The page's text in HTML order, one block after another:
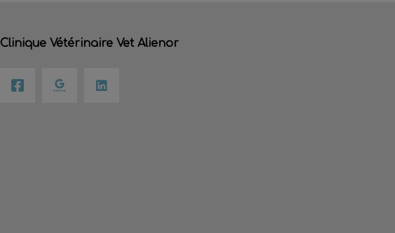
Clinique Vétérinaire Vet Alienor